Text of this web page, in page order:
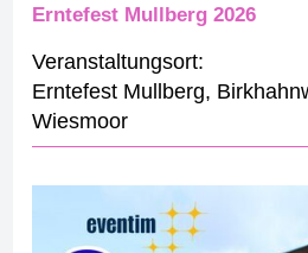
Erntefest Mullberg 2026
Veranstaltungsort:
Erntefest Mullberg,
Wiesmoor